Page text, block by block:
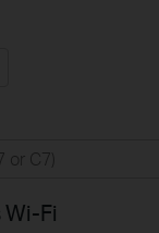
Wi-Fi